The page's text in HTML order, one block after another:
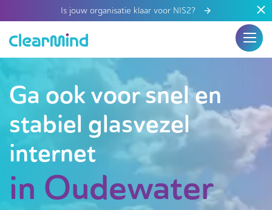
Is jouw organisatie klaar voor NIS2?
Ga ook voor snel en
stabiel glasvezel
internet
in Oudewater